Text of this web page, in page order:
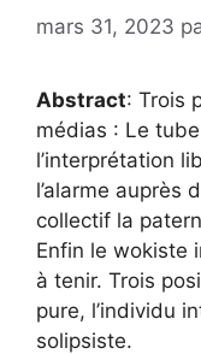
mars 31, 2023
Abstract: Trois
médias : Le
l’interprétation
l’alarme auprès
collectif la
Enfin le wokiste
à tenir. Trois
pure, l’individu
solipsiste.